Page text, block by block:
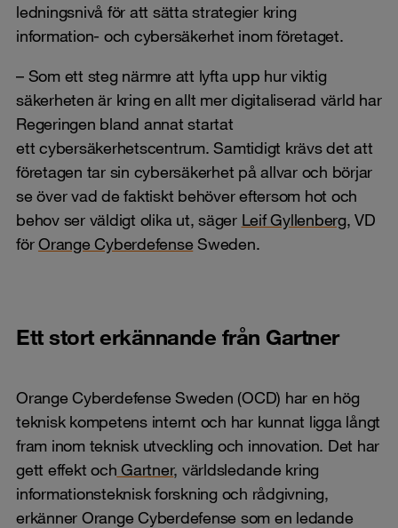
ledningsnivå för att sätta strategier kring
information- och cybersäkerhet inom företaget.
– Som ett steg närmre att lyfta upp hur viktig
säkerheten är kring en allt mer digitaliserad värld har
Regeringen bland annat startat
ett cybersäkerhetscentrum. Samtidigt krävs det att
företagen tar sin cybersäkerhet på allvar och börjar
se över vad de faktiskt behöver eftersom hot och
behov ser väldigt olika ut, säger Leif Gyllenberg, VD
förOrange CyberdefenseSweden.
Ett stort erkännande från Gartner
Orange Cyberdefense Sweden (OCD) har en hög
teknisk kompetens internt och har kunnat ligga långt
fram inom teknisk utveckling och innovation. Det har
gett effekt och Gartner, världsledande kring
informationsteknisk forskning och rådgivning,
erkänner Orange Cyberdefense som en ledande